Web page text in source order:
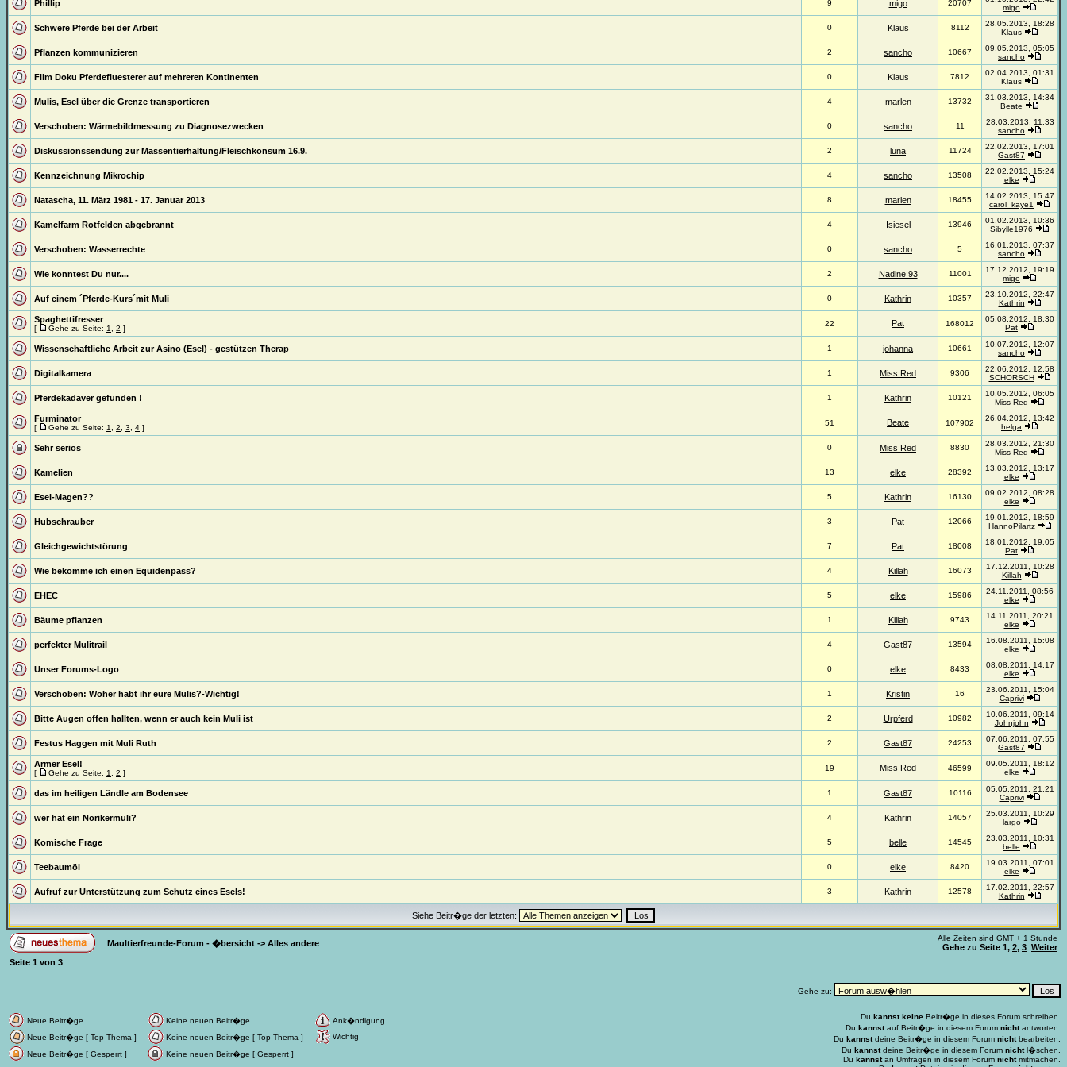
Phillip 9 migo 20707
migo
Schwere Pferde bei der Arbeit 0 Klaus 8112
28.05.2013, 18:28
Klaus
Pflanzen kommunizieren 2 sancho 10667
09.05.2013, 05:05
sancho
Film Doku Pferdefluesterer auf mehreren Kontinenten 0 Klaus 7812
02.04.2013, 01:31
Klaus
Mulis, Esel über die Grenze transportieren 4 marlen 13732
31.03.2013, 14:34
Beate
Verschoben: Wärmebildmessung zu Diagnosezwecken 0 sancho 11
28.03.2013, 11:33
sancho
Diskussionssendung zur Massentierhaltung/Fleischkonsum 16.9. 2 luna 11724
22.02.2013, 17:01
Gast87
Kennzeichnung Mikrochip 4 sancho 13508
22.02.2013, 15:24
elke
Natascha, 11. März 1981 - 17. Januar 2013 8 marlen 18455
14.02.2013, 15:47
carol_kaye1
Kamelfarm Rotfelden abgebrannt 4 Isiesel 13946
01.02.2013, 10:36
Sibylle1976
Verschoben: Wasserrechte 0 sancho 5
16.01.2013, 07:37
sancho
Wie konntest Du nur.... 2 Nadine 93 11001
17.12.2012, 19:19
migo
Auf einem ´Pferde-Kurs´mit Muli 0 Kathrin 10357
23.10.2012, 22:47
Kathrin
Spaghettifresser
[ Gehe zu Seite: 1 2 ]
22 Pat 168012
05.08.2012, 18:30
Pat
Wissenschaftliche Arbeit zur Asino (Esel) - gestützen Therap 1 johanna 10661
10.07.2012, 12:07
sancho
Digitalkamera 1 Miss Red 9306
22.06.2012, 12:58
SCHORSCH
Pferdekadaver gefunden ! 1 Kathrin 10121
10.05.2012, 06:05
Miss Red
Furminator
[ Gehe zu Seite: 1 2 3 4 ]
51 Beate 107902
26.04.2012, 13:42
helga
Sehr seriös 0 Miss Red 8830
28.03.2012, 21:30
Miss Red
Kamelien 13 elke 28392
13.03.2012, 13:17
elke
Esel-Magen?? 5 Kathrin 16130
09.02.2012, 08:28
elke
Hubschrauber 3 Pat 12066
19.01.2012, 18:59
HannoPilartz
Gleichgewichtstörung 7 Pat 18008
18.01.2012, 19:05
Pat
Wie bekomme ich einen Equidenpass? 4 Killah 16073
17.12.2011, 10:28
Killah
EHEC 5 elke 15986
24.11.2011, 08:56
elke
Bäume pflanzen 1 Killah 9743
14.11.2011, 20:21
elke
perfekter Mulitrail 4 Gast87 13594
16.08.2011, 15:08
elke
Unser Forums-Logo 0 elke 8433
08.08.2011, 14:17
elke
Verschoben: Woher habt ihr eure Mulis?-Wichtig! 1 Kristin 16
23.06.2011, 15:04
Caprivi
Bitte Augen offen hallten, wenn er auch kein Muli ist 2 Urpferd 10982
10.06.2011, 09:14
Johnjohn
Festus Haggen mit Muli Ruth 2 Gast87 24253
07.06.2011, 07:55
Gast87
Armer Esel!
[ Gehe zu Seite: 1 2 ]
19 Miss Red 46599
09.05.2011, 18:12
elke
das im heiligen Ländle am Bodensee 1 Gast87 10116
05.05.2011, 21:21
Caprivi
wer hat ein Norikermuli? 4 Kathrin 14057
25.03.2011, 10:29
largo
Komische Frage 5 belle 14545
23.03.2011, 10:31
belle
Teebaumöl 0 elke 8420
19.03.2011, 07:01
elke
Aufruf zur Unterstützung zum Schutz eines Esels! 3 Kathrin 12578
17.02.2011, 22:57
Kathrin
Siehe Beitr�ge der letzten:
Maultierfreunde-Forum - �bersicht -> Alles andere
Alle Zeiten sind GMT + 1 Stunde
Gehe zu Seite 1, 2, 3 Weiter
Seite 1 von 3
Gehe zu:
Neue Beitr�ge Keine neuen Beitr�ge
Ank�ndigung
Neue Beitr�ge [ Top-Thema ]
Keine neuen Beitr�ge [ Top-Thema ]
Wichtig
Neue Beitr�ge [ Gesperrt ]
Keine neuen Beitr�ge [ Gesperrt ]
Du kannst keine Beitr�ge in dieses Forum schreiben.
Du kannstauf Beitr�ge in diesem Forum nichtantworten.
Du kannstdeine Beitr�ge in diesem Forum nichtbearbeiten.
Du kannstdeine Beitr�ge in diesem Forum nichtl�schen.
Du kannstan Umfragen in diesem Forum nichtmitmachen.